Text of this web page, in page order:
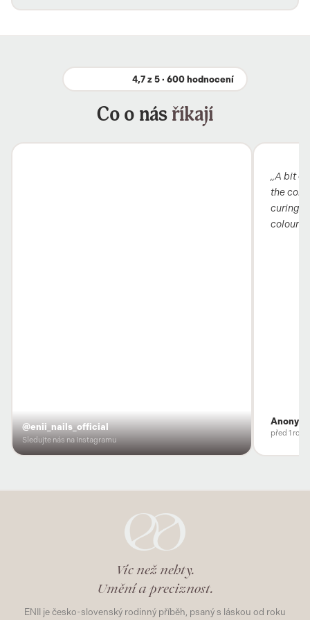
4,7 z 5 · 600 hodnocení
Co o násříkají
@enii_nails_official
Sledujte nás na Instagramu
„A bit
the
curing
colour
Anonym
před 1
Víc než nehty.
Umění a preciznost.
ENII je česko-slovenský rodinný příběh, psaný s láskou od roku